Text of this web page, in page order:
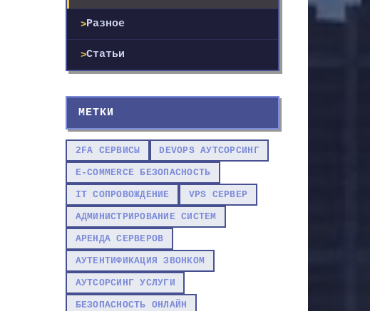
Разное
Статьи
МЕТКИ
2FA СЕРВИСЫ DEVOPS АУТСОРСИНГ
E-COMMERCE БЕЗОПАСНОСТЬ
IT СОПРОВОЖДЕНИЕ VPS СЕРВЕР
АДМИНИСТРИРОВАНИЕ СИСТЕМ
АРЕНДА СЕРВЕРОВ
АУТЕНТИФИКАЦИЯ ЗВОНКОМ
АУТСОРСИНГ УСЛУГИ
БЕЗОПАСНОСТЬ ОНЛАЙН